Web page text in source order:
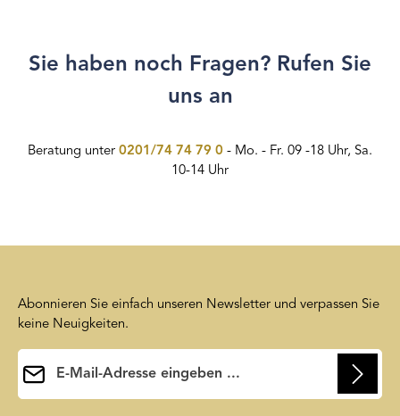
Sie haben noch Fragen? Rufen Sie
uns an
Beratung unter 0201/74 74 79 0 - Mo. - Fr. 09 -18 Uhr, Sa.
10-14 Uhr
Abonnieren Sie einfach unseren Newsletter und verpassen Sie
keine Neuigkeiten.